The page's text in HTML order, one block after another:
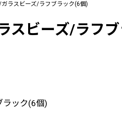
ラスビーズ/ラフブラック(6個)
スビーズ/ラフ
ラック(6個)